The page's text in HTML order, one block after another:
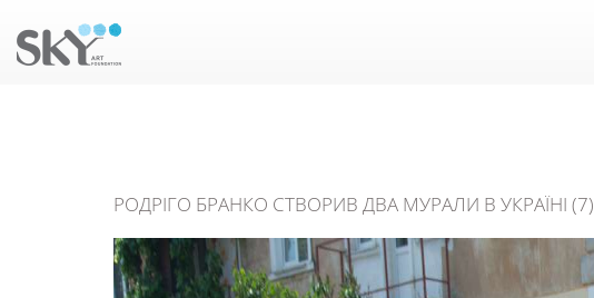
РОДРІГО БРАНКО СТВОРИВ ДВА МУРАЛИ В УКРАЇНІ (7)